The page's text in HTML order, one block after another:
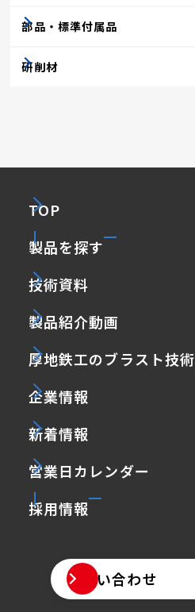
部品・標準付属品
研削材
TOP
製品を探す
技術資料
製品紹介動画
厚地鉄工のブラスト技術
企業情報
新着情報
営業日カレンダー
採用情報
お問い合わせ